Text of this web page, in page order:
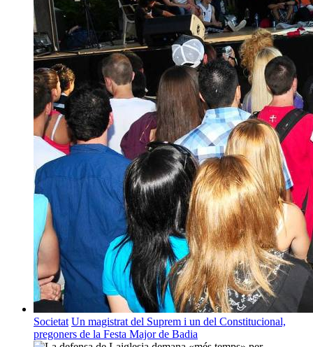
Societat Un magistrat del Suprem i un del Constitucional,
pregoners de la Festa Major de Badia